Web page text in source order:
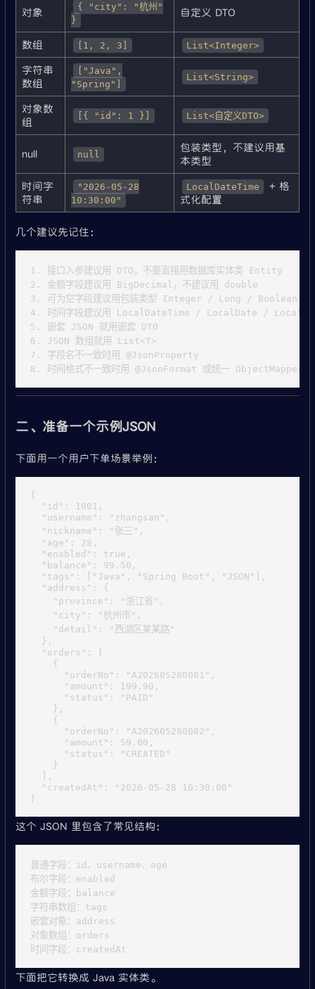
对象
{ "city": "杭州"
}
自定义 DTO
数组 [1, 2, 3] List<Integer>
字符串
数组
["Java",
"Spring"]
List<String>
对象数
组
[{ "id": 1 }] List<自定义DTO>
null null
包装类型，不建议用基
本类型
时间字
符串
"2026-05-28
10:30:00"
LocalDateTime
+ 格
式化配置
几个建议先记住：
1. 接口入参建议用 DTO，不要直接用数据库实体类 Entity
2. 金额字段建议用 BigDecimal，不建议用 double
3. 可为空字段建议用包装类型 Integer / Long / Boolean
4. 时间字段建议用 LocalDateTime / LocalDate /
5. 嵌套 JSON 就用嵌套 DTO
6. JSON 数组就用 List<T>
7. 字段名不一致时用 @JsonProperty
二、准备一个示例JSON
下面用一个用户下单场景举例：
{
  "id": 1001,
  "username": "zhangsan",
  "nickname": "张三",
  "age": 28,
  "enabled": true,
  "balance": 99.50,
  "tags": ["Java", "Spring Boot", "JSON"],
  "address": {
    "province": "浙江省",
    "city": "杭州市",
    "detail": "西湖区某某路"
  },
  "orders": [
    {
      "orderNo": "A202605280001",
      "amount": 199.90,
      "status": "PAID"
    },
    {
      "orderNo": "A202605280002",
      "amount": 59.00,
      "status": "CREATED"
    }
  ],
  "createdAt": "2026-05-28 10:30:00"
这个 JSON 里包含了常见结构：
普通字段：id、username、age
布尔字段：enabled
金额字段：balance
字符串数组：tags
嵌套对象：address
对象数组：orders
下面把它转换成 Java 实体类。